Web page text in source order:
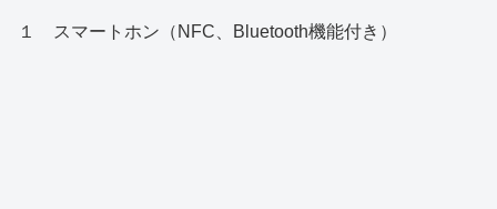
１ スマートホン（NFC、Bluetooth機能付き）